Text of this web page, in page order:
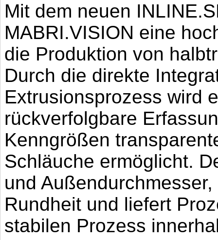
Mit dem neuen
MABRI.VISION eine
die Produktion von
Durch die direkte
Extrusionsprozess wird
rückverfolgbare
Kenngrößen
Schläuche ermöglicht.
und
Rundheit und liefert
stabilen Prozess